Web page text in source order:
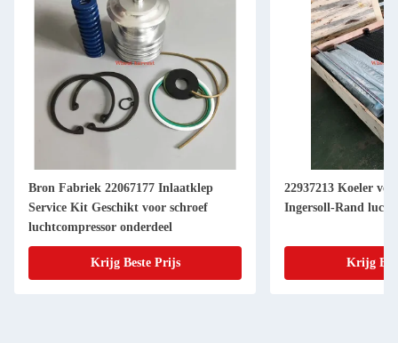
Bron Fabriek 22067177 Inlaatklep
Service Kit Geschikt voor schroef
luchtcompressor onderdeel
Krijg Beste Prijs
22937213 Koeler
Ingersoll-Rand
Krijg